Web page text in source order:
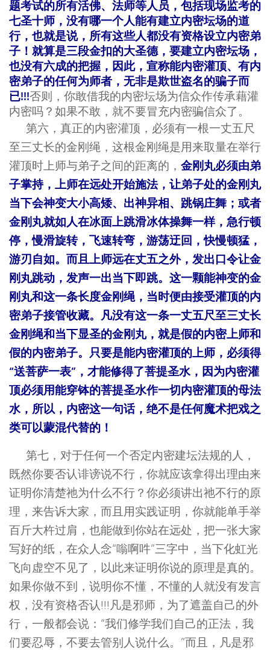
题考试的所有活佛、法师等人员，包括现场监考的
七圣十师，没有哪一个人能有建立内密坛场的道
行，也就是说，所有这些人都没有资格设立内密弟
子！就算是三段金扣的大圣德，要建立内密坛场，
也没有六成的把握，因此，宣称能内密灌顶、有内
密弟子的任何为师者，无非是欺世盗名的骗子而
已!!!否则，你敢借我的内密坛场为信众作传承藉灌
内密吗？如果不敢，就不要冒充内密骗信众了。
第六，真正的内密灌顶，必须有一根一丈五尺
至三丈长的金刚绳，这根金刚绳是用来取量在举行
灌顶时上师与弟子之间的距离的， 金刚丸必须由弟
子掌持，上师在远处开始施法，让弟子处的金刚丸
当下会神变大小高矮、出神异相、跳锅庄舞；或者
金刚丸就如人在冰面上跳滑冰体操舞一样，急行顿
停，慢滑旋转，飞速转弯，游荡迂回，快慢顿猛，
游刃自如。而且上师远在丈五之外，发出口令让金
刚丸跳动，发声一出当下即跳。这一颗能神变的金
刚丸和这一条长度金刚绳，当时便由接受灌顶的内
密弟子接管收藏。凡没有这一条一丈五尺至三丈长
金刚绳和当下显圣的金刚丸，就是假的内密上师和
假的内密弟子。只要是能内密灌顶的上师，必须得
“送菩萨一表”，才能修得了菩提圣水，因为内密灌
顶必须用能穿钵的菩提圣水作一切内密灌顶的母法
水，所以，内密这一句话，绝不是任何魔术把戏之
类可以蒙混代替的！
第七，对于任何一个否定内密建坛法规的人，
既然你要否认诽谤说不行，你就应该拿得出理由来
证明你清楚祂为什么不行？你必须讲出祂不行的原
理，来告诉大家，而且用实践证明，你就能单手举
百斤大杵过肩，也能做到你站在远处，把一张大家
写好的纸，在众人念“嗡啊吽”三字中，当下化虹光
飞向虚空不见了，以此来证明你说的原理是真的。
如果你做不到，说明你不懂，不懂的人就没有发言
权，没有资格否认!!!凡是邪师，为了遮盖自己的外
行，一般都会说：“我们修学我们自己的正法，我
们要忍辱，不要去管别人说什么。”而且，凡是邪